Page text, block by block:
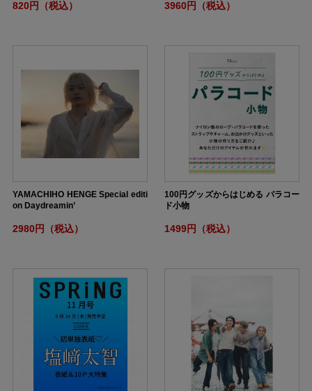
820円（税込） 3960円（税込）
YAMACHIHO HENGE Special editi
on Daydreamin’
2980円（税込）
100円グッズからはじめる パラコー
ド小物
1499円（税込）